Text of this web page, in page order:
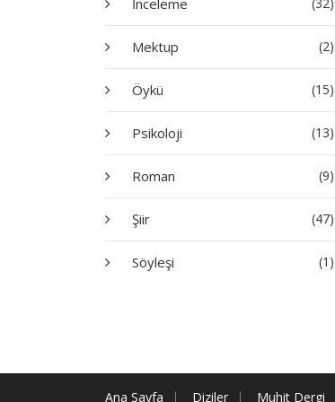
İnceleme
Mektup (2)
Öykü (15)
Psikoloji (13)
Roman (9)
Şiir (47)
Söyleşi (1)
Ana Sayfa Diziler Muhit Dergi